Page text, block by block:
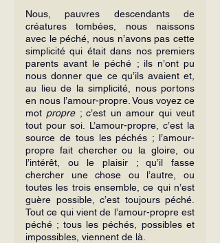
Nous, pauvres descendants de
créatures tombées, nous naissons
avec le péché, nous n’avons pas cette
simplicité qui était dans nos premiers
parents avant le péché ; ils n’ont pu
nous donner que ce qu’ils avaient et,
au lieu de la simplicité, nous portons
en nous l’amour-propre. Vous voyez ce
mot propre ; c’est un amour qui veut
tout pour soi. L’amour-propre, c’est la
source de tous les péchés ; l’amour-
propre fait chercher ou la gloire, ou
l’intérêt, ou le plaisir ; qu’il fasse
chercher une chose ou l’autre, ou
toutes les trois ensemble, ce qui n’est
guère possible, c’est toujours péché.
Tout ce qui vient de l’amour-propre est
péché ; tous les péchés, possibles et
impossibles, viennent de là.